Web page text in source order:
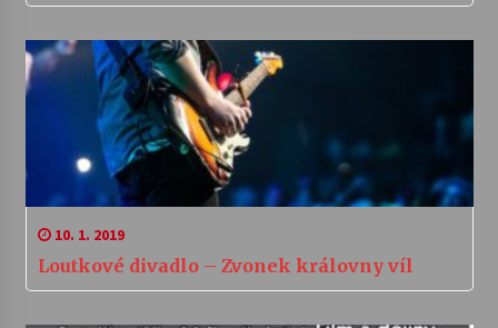
10. 1. 2019
Loutkové divadlo – Zvonek královny víl